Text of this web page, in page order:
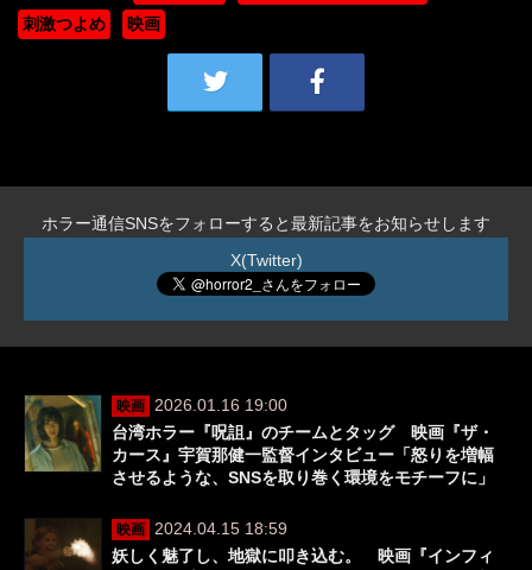
刺激つよめ
映画
ホラー通信SNSをフォローすると最新記事をお知らせします
X(Twitter)
映画
2026.01.16 19:00
台湾ホラー『呪詛』のチームとタッグ 映画『ザ・
カース』宇賀那健一監督インタビュー「怒りを増幅
させるような、SNSを取り巻く環境をモチーフに」
映画
2024.04.15 18:59
妖しく魅了し、地獄に叩き込む。 映画『インフィ